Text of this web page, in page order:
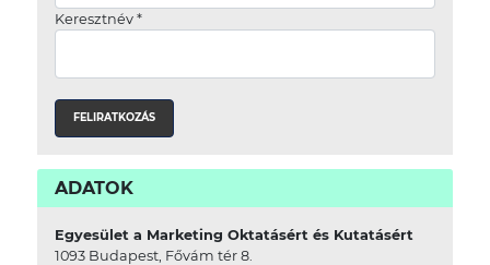
Keresztnév *
ADATOK
Egyesület a Marketing Oktatásért és Kutatásért
1093 Budapest, Fővám tér 8.